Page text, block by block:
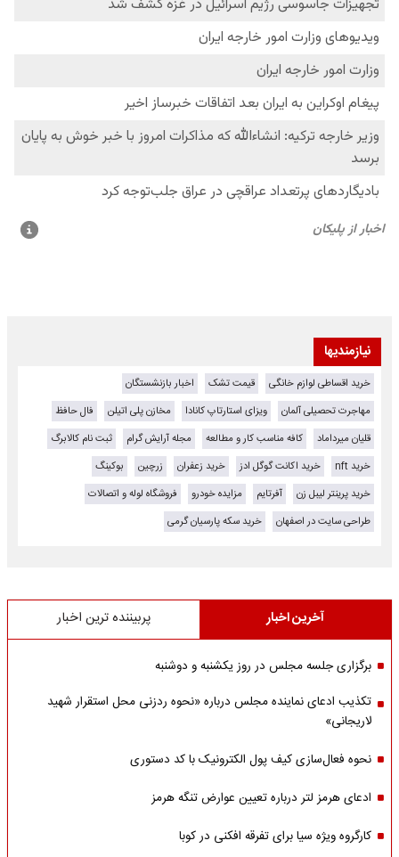
نیازمندیها
خرید اقساطی لوازم خانگی قیمت تشک
اخبار بازنشستگان
مهاجرت تحصیلی آلمان
ویزای استارتاپ کانادا مخازن پلی اتیلن
فال حافظ
قلیان میرداماد
کافه مناسب کار و مطالعه مجله آرایش گرام
ثبت نام کالابرگ
خرید nft
خرید اکانت گوگل ادز خرید زعفران زرچین
بوکینگ
خرید پرینتر لیبل زن
آفرتایم مزایده خودرو
فروشگاه لوله و اتصالات
طراحی سایت در اصفهان
خرید سکه پارسیان گرمی
آخرین اخبار پربیننده ترین اخبار
برگزاری جلسه مجلس در روز یکشنبه و دوشنبه
تکذیب ادعای نماینده مجلس درباره «نحوه ردزنی محل استقرار شهید
لاریجانی»
نحوه فعال‌سازی کیف پول الکترونیک با کد دستوری
ادعای هرمز لتر درباره تعیین عوارض تنگه هرمز
کارگروه ویژه سیا برای تفرقه افکنی در کوبا